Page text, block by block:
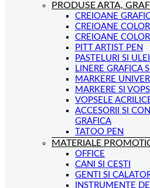
PRODUSE ARTA,
CREIOANE
CREIOANE
CREIOANE
PITT ARTIST PEN
PASTELURI SI
LINERE GRAFICA
MARKERE
MARKERE SI
VOPSELE
ACCESORII SI
GRAFICA
TATOO PEN
MATERIALE
OFFICE
CANI SI CESTI
GENTI SI
INSTRUMENTE